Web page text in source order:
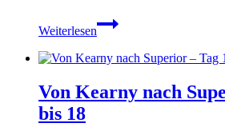
Weiterlesen
Von
Superior
Roosevelt
–
Tag
Von Kearny nach
bis 18